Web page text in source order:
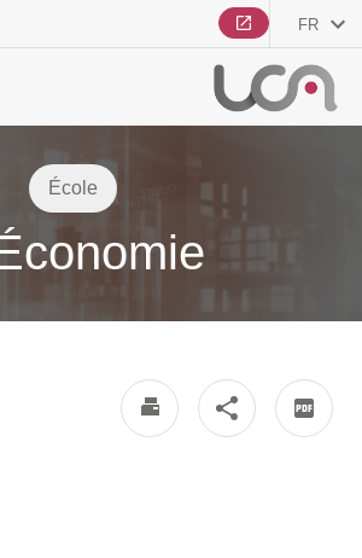
FR
École